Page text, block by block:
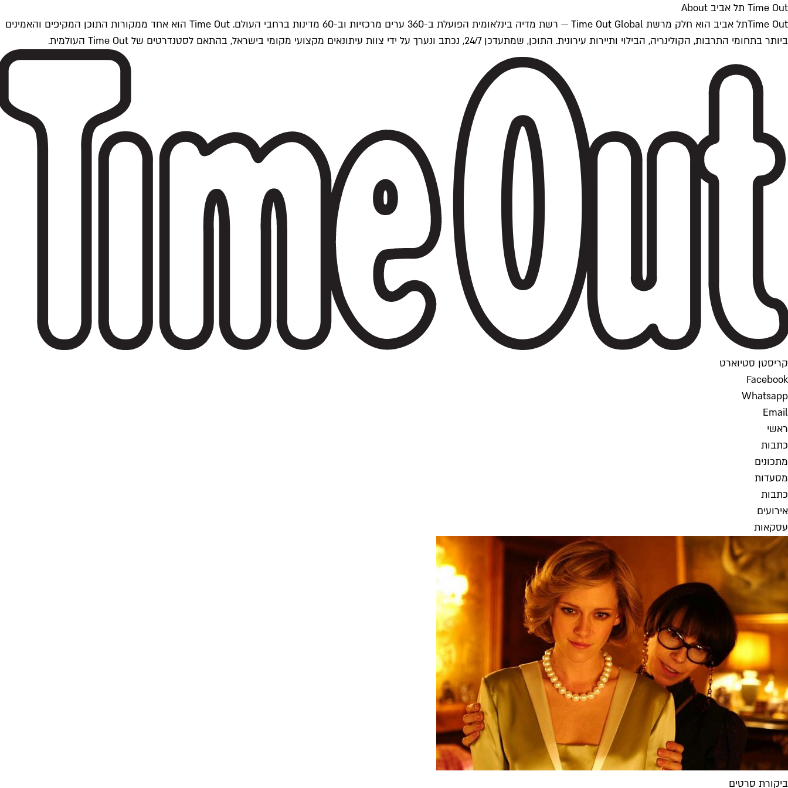
Time Out תל אביב About
Time Outתל אביב הוא חלק מרשת Time Out Global — רשת מדיה בינלאומית הפועלת ב-360 ערים מרכזיות וב-60 מדינות ברחבי העולם. Time Out הוא אחד ממקורות התוכן המקיפים והאמינים
ביותר בתחומי התרבות, הקולינריה, הבילוי ותיירות עירונית. התוכן, שמתעדכן 24/7, נכתב ונערך על ידי צוות עיתונאים מקצועי מקומי בישראל, בהתאם לסטנדרטים של Time Out העולמית.
קריסטן סטיוארט
Facebook
Whatsapp
Email
ראשי
כתבות
מתכונים
מסעדות
כתבות
אירועים
עסקאות
ביקורת סרטים